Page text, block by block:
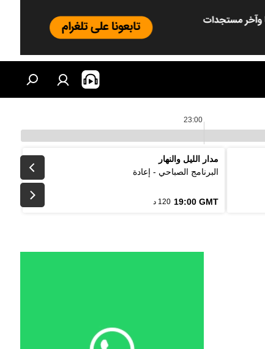
23:00
مدار الليل والنهار
البرنامج الصباحي - إعادة
19:00 GMT 120 د